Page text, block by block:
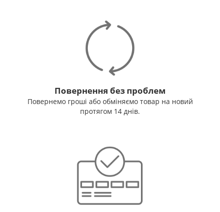
Повернення без проблем
Повернемо гроші або обміняємо товар на новий
протягом 14 днів.